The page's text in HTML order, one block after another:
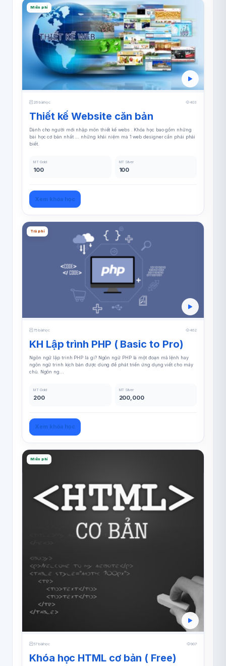
Miễn phí
26 bài học 403
Thiết kế Website căn bản
Dành cho người mới nhập môn thiết kế webs . Khóa học bao gồm những
bài học cơ bản nhất ... những khái niệm mà 1 web designer cần phải phải
biết.
MT Gold
100
MT Silver
100
Xem khóa học
Trả phí
75 bài học 462
KH Lập trình PHP ( Basic to Pro)
Ngôn ngữ lập trình PHP là gì? Ngôn ngữ PHP là một đoạn mã lệnh hay
ngôn ngữ trình kịch bản được dùng để phát triển ứng dụng viết cho máy
chủ. Ngôn ng...
MT Gold
200
MT Silver
200,000
Xem khóa học
Miễn phí
57 bài học 907
Khóa học HTML cơ bản ( Free)